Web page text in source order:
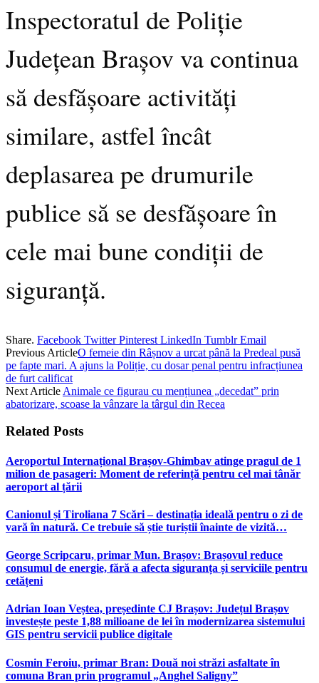
Inspectoratul de Poliție
Județean Brașov va continua
să desfășoare activități
similare, astfel încât
deplasarea pe drumurile
publice să se desfășoare în
cele mai bune condiții de
siguranță.
Share. Facebook Twitter Pinterest LinkedIn Tumblr Email
Previous ArticleO femeie din Râșnov a urcat până la Predeal pusă
pe fapte mari. A ajuns la Poliție, cu dosar penal pentru infracțiunea
de furt calificat
Next Article Animale ce figurau cu mențiunea „decedat” prin
abatorizare, scoase la vânzare la târgul din Recea
Related Posts
Aeroportul Internațional Brașov‑Ghimbav atinge pragul de 1
milion de pasageri: Moment de referință pentru cel mai tânăr
aeroport al țării
Canionul și Tiroliana 7 Scări – destinația ideală pentru o zi de
vară în natură. Ce trebuie să știe turiștii înainte de vizită…
George Scripcaru, primar Mun. Brașov: Brașovul reduce
consumul de energie, fără a afecta siguranța și serviciile pentru
cetățeni
Adrian Ioan Veștea, președinte CJ Brașov: Județul Brașov
investește peste 1,88 milioane de lei în modernizarea sistemului
GIS pentru servicii publice digitale
Cosmin Feroiu, primar Bran: Două noi străzi asfaltate în
comuna Bran prin programul „Anghel Saligny”